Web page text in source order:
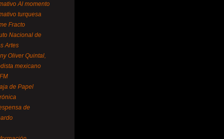
Al momento
turquesa
Fracto
Nacional de
Artes
Oliver Quintal,
mexicano
de Papel
de